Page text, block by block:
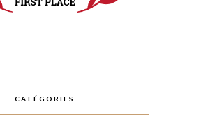
CATÉGORIES